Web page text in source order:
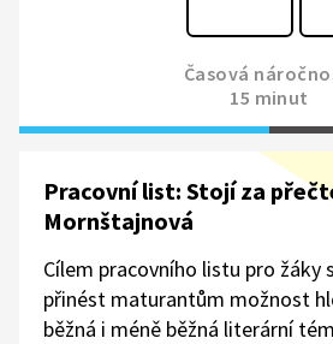
Časová
15 minut
Pracovní list: Stojí za
Mornštajnová
Cílem pracovního listu pro žáky
přinést maturantům možnost
běžná i méně běžná literární